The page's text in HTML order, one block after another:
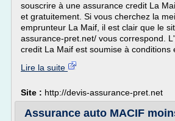
souscrire à une assurance credit La
et gratuitement. Si vous cherchez la
emprunteur La Maif, il est clair que le
assurance-pret.net/ vous correspond.
credit La Maif est soumise à conditions
Lire la suite
Site : http://devis-assurance-pret.net
Assurance auto MACIF